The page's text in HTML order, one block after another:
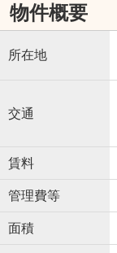
物件概要
所在地
交通
賃料
管理費等
面積